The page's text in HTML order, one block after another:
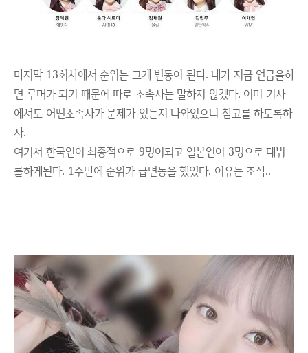
마지막 13회차에서 순위는 크게 변동이 된다. 내가 지금 언급을하
면 루머가 되기 때문에 따로 소속사는 말하지 않겠다. 이미 기사
에서도 어떤소속사가 문제가 있는지 나와있으니 참고를 하도록하
자.
여기서 한국인이 최종적으로 9명이되고 일본인이 3명으로 데뷔
를하게된다. 1주만에 순위가 급변동을 했었다. 이유는 조작..